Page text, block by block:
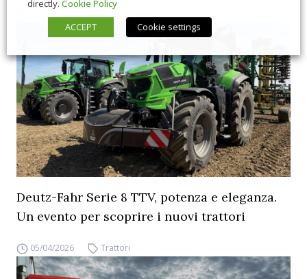
Deutz-Fahr Serie 8 TTV, potenza e eleganza.
Un evento per scoprire i nuovi trattori
05/04/2026 Trattori
directly. Cookie Policy
ACCEPT
Cookie settings